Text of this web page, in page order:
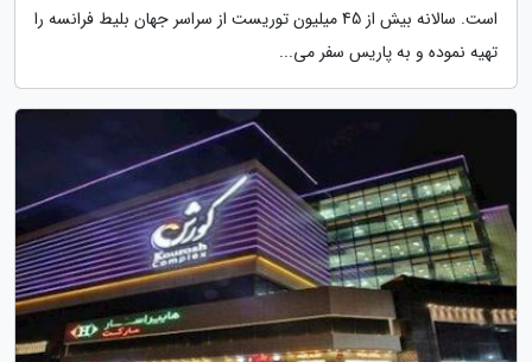
است. سالانه بیش از 45 میلیون توریست از سراسر جهان بلیط فرانسه را
تهیه نموده و به پاریس سفر می...